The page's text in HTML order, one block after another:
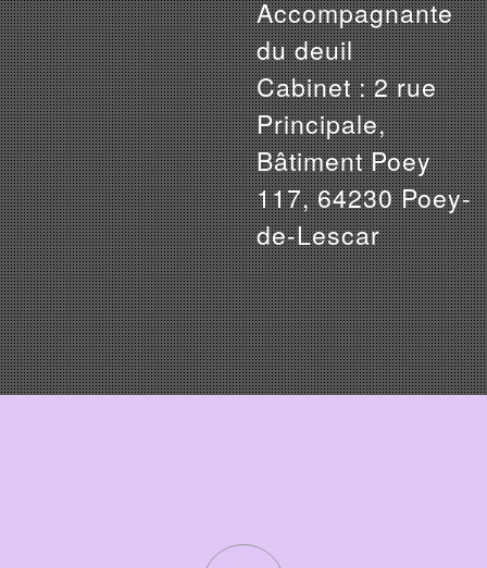
Accompagnante
du deuil
Cabinet : 2 rue
Principale,
Bâtiment Poey
117, 64230 Poey-
de-Lescar